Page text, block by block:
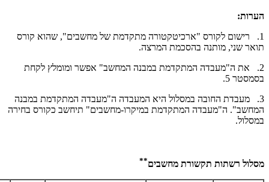
הערות:
1. רישום לקורס "ארכיטקטורה מתקדמת של מחשבים", שהוא קורס
תואר שני, מותנה בהסכמת המרצה.
2. את ה"מעבדה המתקדמת במבנה המחשב" אפשר ומומלץ לקחת
בסמסטר 5.
3. מעבדת החובה במסלול היא המעבדה ה"מעבדה המתקדמת במבנה
המחשב". ה"מעבדה המתקדמת במיקרו-מחשבים" תיחשב כקורס בחירה
במסלול.
מסלול רשתות תקשורת מחשבים**